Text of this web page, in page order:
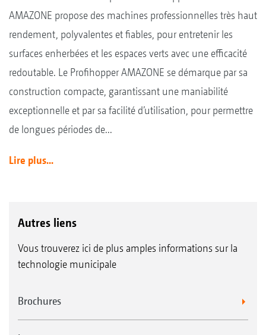
AMAZONE propose des machines professionnelles très haut
rendement, polyvalentes et fiables, pour entretenir les
surfaces enherbées et les espaces verts avec une efficacité
redoutable. Le Profihopper AMAZONE se démarque par sa
construction compacte, garantissant une maniabilité
exceptionnelle et par sa facilité d’utilisation, pour permettre
de longues périodes de...
Lire plus...
Autres liens
Vous trouverez ici de plus amples informations sur la
technologie municipale
Brochures